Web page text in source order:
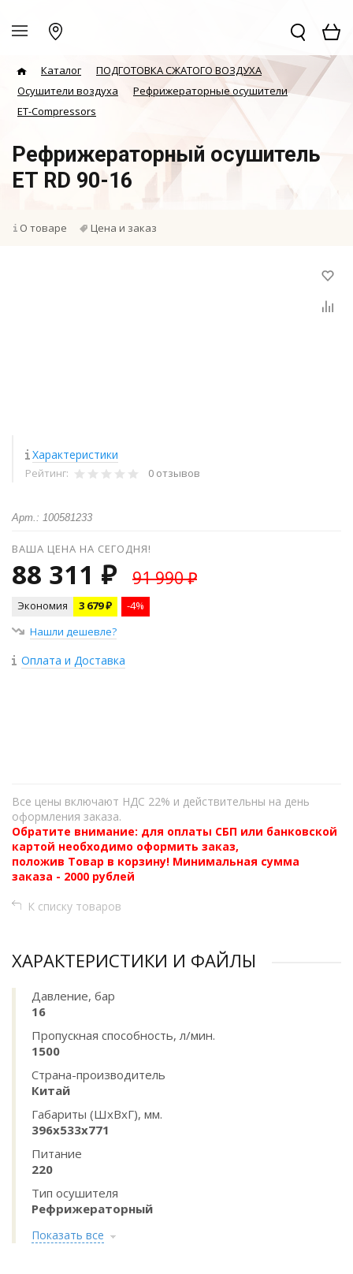
Каталог
ПОДГОТОВКА СЖАТОГО ВОЗДУХА
Осушители воздуха
Рефрижераторные осушители
ET-Compressors
Рефрижераторный осушитель
ET RD 90-16
О товаре Цена и заказ
Характеристики
Рейтинг: 0 отзывов
Арт.: 100581233
ВАША ЦЕНА НА СЕГОДНЯ!
88 311 ₽ 91 990 ₽
Экономия 3 679 ₽
-4%
Нашли дешевле?
Оплата и Доставка
Все цены включают НДС 22% и действительны на день
оформления заказа.
Обратите внимание: для оплаты СБП или банковской
картой необходимо оформить заказ,
положив Товар в корзину! Минимальная сумма
заказа - 2000 рублей
К списку товаров
ХАРАКТЕРИСТИКИ И ФАЙЛЫ
Давление, бар
16
Пропускная способность, л/мин.
1500
Страна-производитель
Китай
Габариты (ШхВхГ), мм.
396х533х771
Питание
220
Тип осушителя
Рефрижераторный
Показать все